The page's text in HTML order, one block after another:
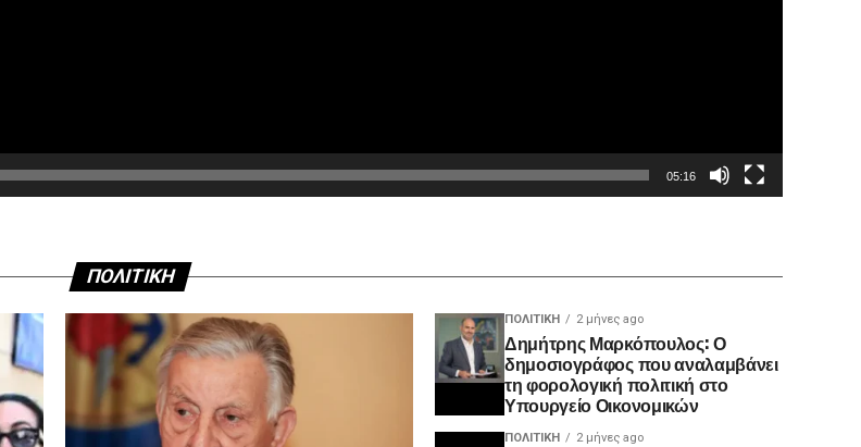
05:16
ΠΟΛΙΤΙΚΗ
ΠΟΛΙΤΙΚΉ 2 μήνες ago
Δημήτρης Μαρκόπουλος: Ο
δημοσιογράφος που αναλαμβάνει
τη φορολογική πολιτική στο
Υπουργείο Οικονομικών
ΠΟΛΙΤΙΚΉ 2 μήνες ago